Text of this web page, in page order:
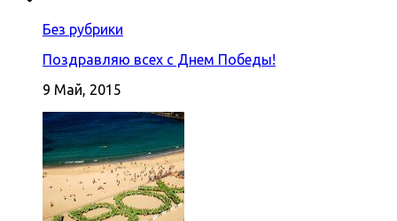
Без рубрики
Поздравляю всех с Днем Победы!
9 Май, 2015